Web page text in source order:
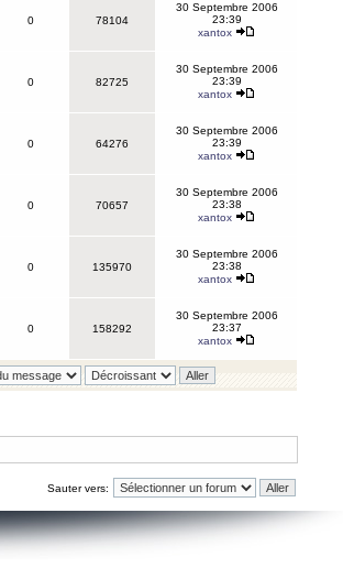
0 78104
30 Septembre 2006
23:39
xantox
0 82725
30 Septembre 2006
23:39
xantox
0 64276
30 Septembre 2006
23:39
xantox
0 70657
30 Septembre 2006
23:38
xantox
0 135970
30 Septembre 2006
23:38
xantox
0 158292
30 Septembre 2006
23:37
xantox
Sauter vers: